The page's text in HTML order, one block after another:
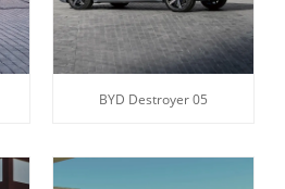
BYD Destroyer 05